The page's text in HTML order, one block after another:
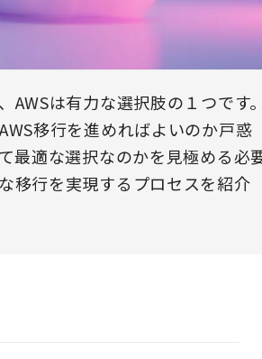
は有力な選択肢の１つです。
移行を進めればよいのか戸惑
最適な選択なのかを見極める必
移行を実現するプロセスを紹介